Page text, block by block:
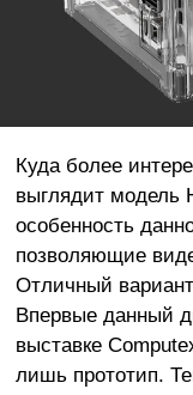
Куда более
выглядит модель
особенность
позволяющие
Отличный
Впервые данный
выставке
лишь прототип.